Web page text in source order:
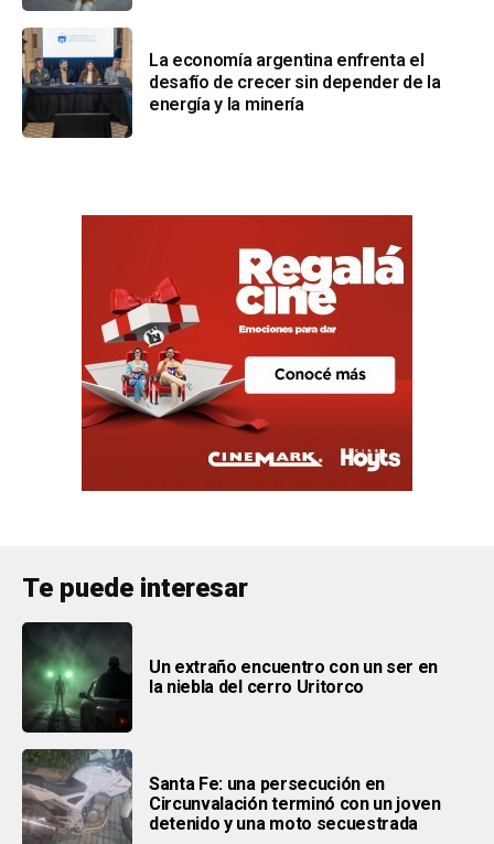
La economía argentina enfrenta el
desafío de crecer sin depender de la
energía y la minería
Te puede interesar
Un extraño encuentro con un ser en
la niebla del cerro Uritorco
Santa Fe: una persecución en
Circunvalación terminó con un joven
detenido y una moto secuestrada